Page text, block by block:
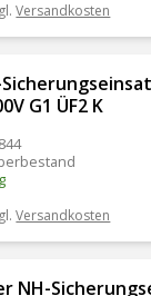
Versandkosten
G1 ÜF2 K
Versandkosten
NH-